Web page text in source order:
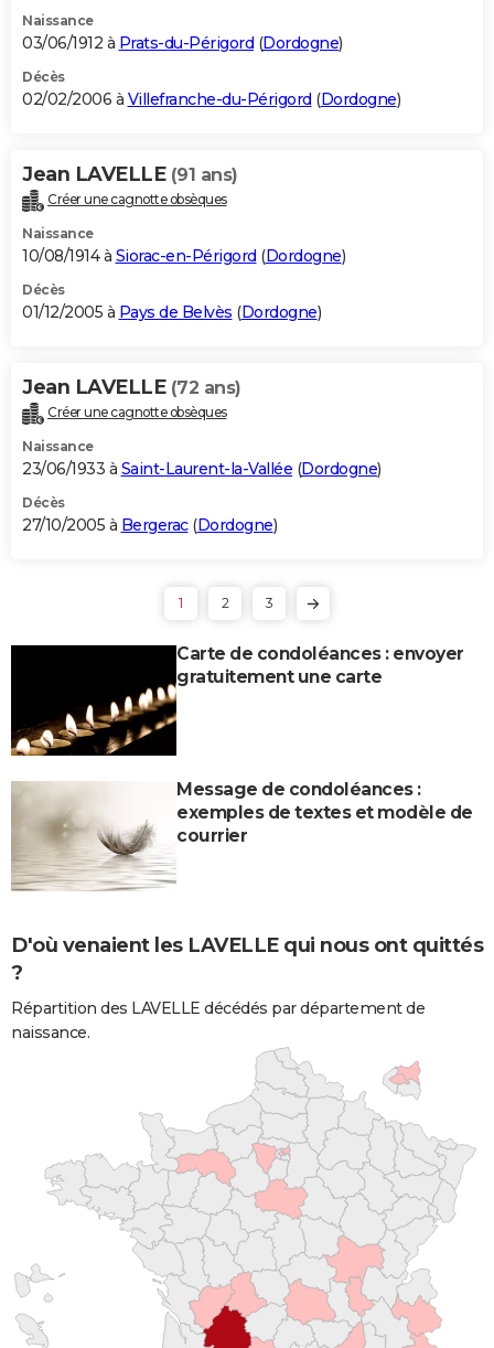
Naissance
03/06/1912 à Prats-du-Périgord (Dordogne)
Décès
02/02/2006 à Villefranche-du-Périgord (Dordogne)
Jean LAVELLE (91 ans)
Créer une cagnotte obsèques
Naissance
10/08/1914 à Siorac-en-Périgord (Dordogne)
Décès
01/12/2005 à Pays de Belvès (Dordogne)
Jean LAVELLE (72 ans)
Créer une cagnotte obsèques
Naissance
23/06/1933 à Saint-Laurent-la-Vallée (Dordogne)
Décès
27/10/2005 à Bergerac(Dordogne)
1 2 3
Carte de condoléances : envoyer
gratuitement une carte
Message de condoléances :
exemples de textes et modèle de
courrier
D'où venaient les LAVELLE qui nous ont quittés
?
Répartition des LAVELLE décédés par département de
naissance.